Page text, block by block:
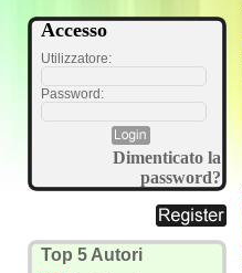
Accesso
Utilizzatore:
Password:
Dimenticato la
password?
Top 5 Autori